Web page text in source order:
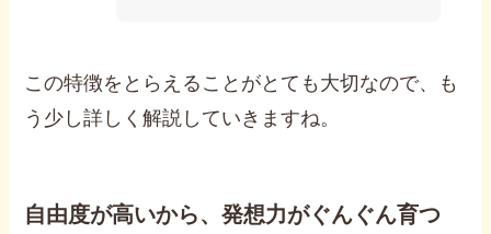
この特徴をとらえることがとても大切なので、も
う少し詳しく解説していきますね。
自由度が高いから、発想力がぐんぐん育つ